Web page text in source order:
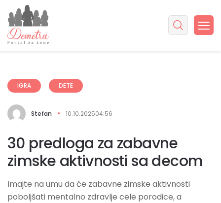
IGRA DETE
Stefan 10.10.202504:56
30 predloga za zabavne
zimske aktivnosti sa decom
Imajte na umu da će zabavne zimske aktivnosti
poboljšati mentalno zdravlje cele porodice, a